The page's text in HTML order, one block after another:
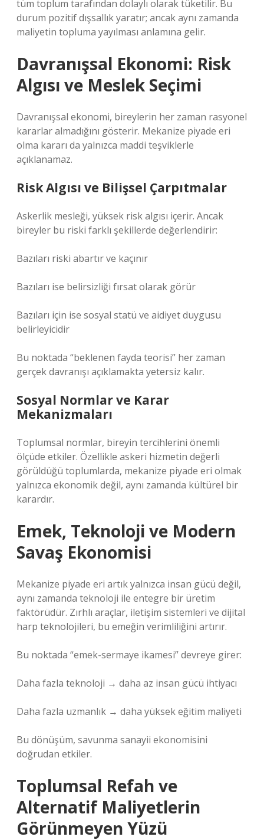
tüm toplum tarafından dolaylı olarak tüketilir. Bu
durum pozitif dışsallık yaratır; ancak aynı zamanda
maliyetin topluma yayılması anlamına gelir.
Davranışsal Ekonomi: Risk
Algısı ve Meslek Seçimi
Davranışsal ekonomi, bireylerin her zaman rasyonel
kararlar almadığını gösterir. Mekanize piyade eri
olma kararı da yalnızca maddi teşviklerle
açıklanamaz.
Risk Algısı ve Bilişsel Çarpıtmalar
Askerlik mesleği, yüksek risk algısı içerir. Ancak
bireyler bu riski farklı şekillerde değerlendirir:
Bazıları riski abartır ve kaçınır
Bazıları ise belirsizliği fırsat olarak görür
Bazıları için ise sosyal statü ve aidiyet duygusu
belirleyicidir
Bu noktada “beklenen fayda teorisi” her zaman
gerçek davranışı açıklamakta yetersiz kalır.
Sosyal Normlar ve Karar
Mekanizmaları
Toplumsal normlar, bireyin tercihlerini önemli
ölçüde etkiler. Özellikle askeri hizmetin değerli
görüldüğü toplumlarda, mekanize piyade eri olmak
yalnızca ekonomik değil, aynı zamanda kültürel bir
karardır.
Emek, Teknoloji ve Modern
Savaş Ekonomisi
Mekanize piyade eri artık yalnızca insan gücü değil,
aynı zamanda teknoloji ile entegre bir üretim
faktörüdür. Zırhlı araçlar, iletişim sistemleri ve dijital
harp teknolojileri, bu emeğin verimliliğini artırır.
Bu noktada “emek-sermaye ikamesi” devreye girer:
Daha fazla teknoloji → daha az insan gücü ihtiyacı
Daha fazla uzmanlık → daha yüksek eğitim maliyeti
Bu dönüşüm, savunma sanayii ekonomisini
doğrudan etkiler.
Toplumsal Refah ve
Alternatif Maliyetlerin
Görünmeyen Yüzü